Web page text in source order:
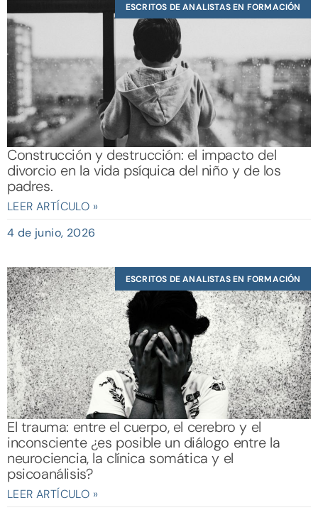
ESCRITOS DE ANALISTAS EN FORMACIÓN
Construcción y destrucción: el impacto del
divorcio en la vida psíquica del niño y de los
padres.
LEER ARTÍCULO »
4 de junio, 2026
ESCRITOS DE ANALISTAS EN FORMACIÓN
El trauma: entre el cuerpo, el cerebro y el
inconsciente ¿es posible un diálogo entre la
neurociencia, la clínica somática y el
psicoanálisis?
LEER ARTÍCULO »